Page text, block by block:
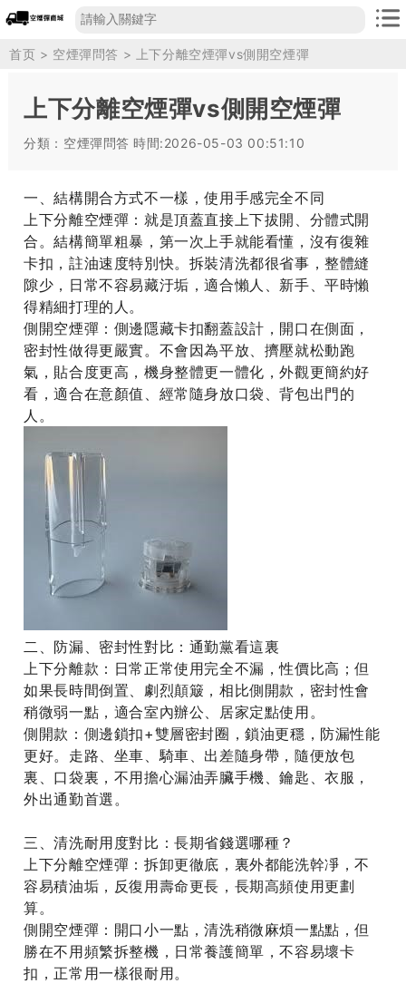
首页 > 空煙彈問答 > 上下分離空煙彈vs側開空煙彈
上下分離空煙彈vs側開空煙彈
分類：空煙彈問答 時間:2026-05-03 00:51:10
一、結構開合方式不一樣，使用手感完全不同
上下分離空煙彈：就是頂蓋直接上下拔開、分體式開
合。結構簡單粗暴，第一次上手就能看懂，沒有復雜
卡扣，註油速度特別快。拆裝清洗都很省事，整體縫
隙少，日常不容易藏汙垢，適合懶人、新手、平時懶
得精細打理的人。
側開空煙彈：側邊隱藏卡扣翻蓋設計，開口在側面，
密封性做得更嚴實。不會因為平放、擠壓就松動跑
氣，貼合度更高，機身整體更一體化，外觀更簡約好
看，適合在意顏值、經常隨身放口袋、背包出門的
人。
二、防漏、密封性對比：通勤黨看這裏
上下分離款：日常正常使用完全不漏，性價比高；但
如果長時間倒置、劇烈顛簸，相比側開款，密封性會
稍微弱一點，適合室內辦公、居家定點使用。
側開款：側邊鎖扣+雙層密封圈，鎖油更穩，防漏性能
更好。走路、坐車、騎車、出差隨身帶，隨便放包
裏、口袋裏，不用擔心漏油弄臟手機、鑰匙、衣服，
外出通勤首選。
三、清洗耐用度對比：長期省錢選哪種？
上下分離空煙彈：拆卸更徹底，裏外都能洗幹凈，不
容易積油垢，反復用壽命更長，長期高頻使用更劃
算。
側開空煙彈：開口小一點，清洗稍微麻煩一點點，但
勝在不用頻繁拆整機，日常養護簡單，不容易壞卡
扣，正常用一樣很耐用。